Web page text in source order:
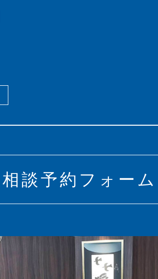
相談予約フォーム